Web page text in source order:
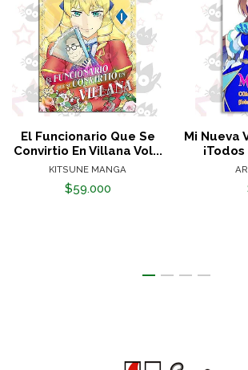
El Funcionario Que Se
Convirtio En Villana Vol...
KITSUNE MANGA
$59.000
Mi Nueva